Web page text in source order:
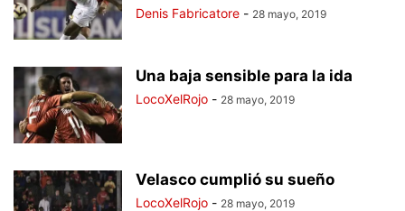
Denis Fabricatore - 28 mayo, 2019
Una baja sensible para la ida
LocoXelRojo - 28 mayo, 2019
Velasco cumplió su sueño
LocoXelRojo - 28 mayo, 2019